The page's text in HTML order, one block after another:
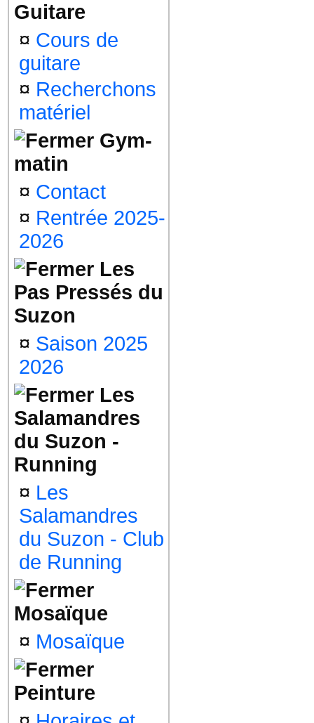
Guitare
¤ Cours de
guitare
¤ Recherchons
matériel
Gym-
matin
¤ Contact
¤ Rentrée 2025-
2026
Les
Pas Pressés du
Suzon
¤ Saison 2025
2026
Les
Salamandres
du Suzon -
Running
¤ Les
Salamandres
du Suzon - Club
de Running
Mosaïque
¤ Mosaïque
Peinture